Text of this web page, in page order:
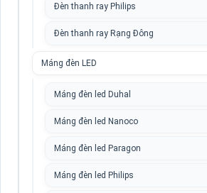
Đèn thanh ray Philips
Đèn thanh ray Rạng Đông
Máng đèn LED
Máng đèn led Duhal
Máng đèn led Nanoco
Máng đèn led Paragon
Máng đèn led Philips